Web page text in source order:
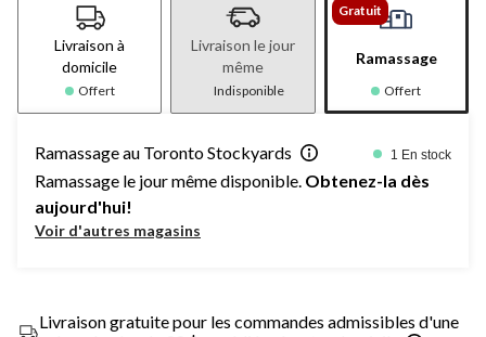
Livraison à
domicile
Offert
Livraison le jour
même
Indisponible
Gratuit
Ramassage
Offert
Ramassage au Toronto Stockyards 1 En stock
Ramassage le jour même disponible. Obtenez-la dès
aujourd'hui!
Voir d'autres magasins
Livraison gratuite pour les commandes admissibles d'une